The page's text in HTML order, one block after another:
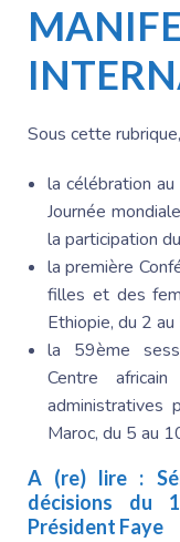
Sous cette
la célébration
Journée
la participation
la première
filles et des
Ethiopie, du 2
la 59ème
Centre
administratives
Maroc, du 5 au
A (re) lire :
décisions du
Président Faye